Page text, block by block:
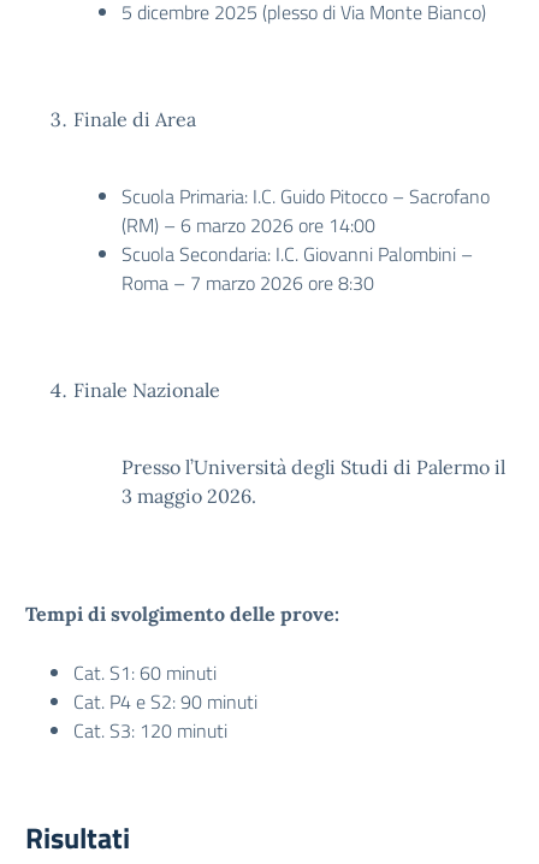
5 dicembre 2025 (plesso di Via Monte Bianco)
Finale di Area
Scuola Primaria: I.C. Guido Pitocco – Sacrofano
(RM) – 6 marzo 2026 ore 14:00
Scuola Secondaria: I.C. Giovanni Palombini –
Roma – 7 marzo 2026 ore 8:30
Finale Nazionale
Presso l’Università degli Studi di Palermo il
3 maggio 2026.
Tempi di svolgimento delle prove:
Cat. S1: 60 minuti
Cat. P4 e S2: 90 minuti
Cat. S3: 120 minuti
Risultati